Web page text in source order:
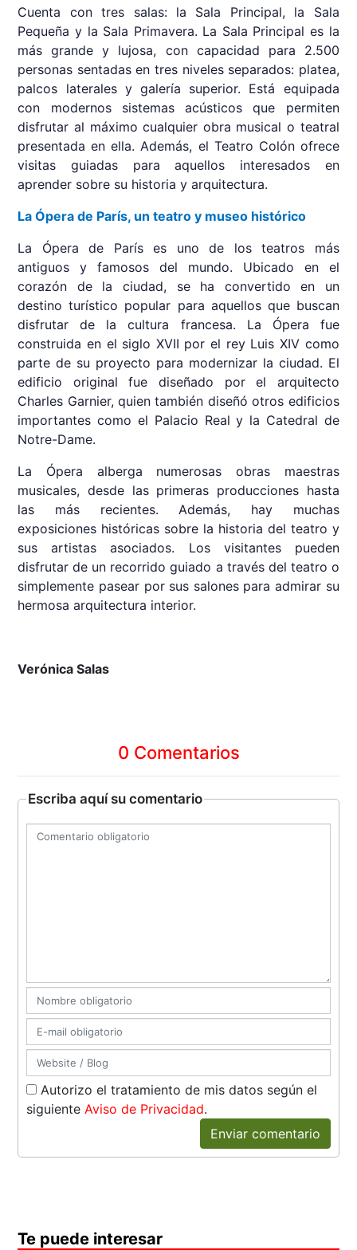
Cuenta con tres salas: la Sala Principal, la Sala
Pequeña y la Sala Primavera. La Sala Principal es la
más grande y lujosa, con capacidad para 2.500
personas sentadas en tres niveles separados: platea,
palcos laterales y galería superior. Está equipada
con modernos sistemas acústicos que permiten
disfrutar al máximo cualquier obra musical o teatral
presentada en ella. Además, el Teatro Colón ofrece
visitas guiadas para aquellos interesados ​​en
aprender sobre su historia y arquitectura.
La Ópera de París, un teatro y museo histórico
La Ópera de París es uno de los teatros más
antiguos y famosos del mundo. Ubicado en el
corazón de la ciudad, se ha convertido en un
destino turístico popular para aquellos que buscan
disfrutar de la cultura francesa. La Ópera fue
construida en el siglo XVII por el rey Luis XIV como
parte de su proyecto para modernizar la ciudad. El
edificio original fue diseñado por el arquitecto
Charles Garnier, quien también diseñó otros edificios
importantes como el Palacio Real y la Catedral de
Notre-Dame.
La Ópera alberga numerosas obras maestras
musicales, desde las primeras producciones hasta
las más recientes. Además, hay muchas
exposiciones históricas sobre la historia del teatro y
sus artistas asociados. Los visitantes pueden
disfrutar de un recorrido guiado a través del teatro o
simplemente pasear por sus salones para admirar su
hermosa arquitectura interior.
Verónica Salas
0 Comentarios
Escriba aquí su comentario
Autorizo el tratamiento de mis datos según el
siguienteAviso de Privacidad.
Enviar comentario
Te puede interesar